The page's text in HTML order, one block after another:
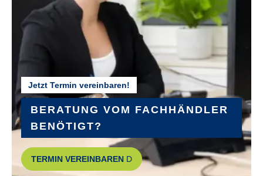
Pegasus DDM-22
GABEL :
SR Suntour NEX-E25 DS
GEPÄCKTRÄGER :
Gepäckträger in Rahmenfarbe
GEWICHT :
ca. 26,29 kg
Jetzt Termin vereinbaren!
BERATUNG VOM FACHHÄNDLER
BENÖTIGT?
TERMIN VEREINBAREN